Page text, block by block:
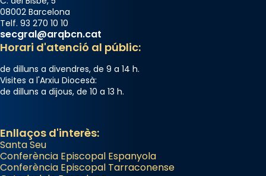
08002 Barcelona
Telf. 93 270 10 10
secgral@arqbcn.cat
Horari d'atenció al públic:
de dilluns a divendres, de 9 a 14 h.
Visites a l'Arxiu Diocesà:
de dilluns a dijous, de 10 a 13 h.
Enllaços d'interès:
Santa Seu
Conferència Episcopal Espanyola
Conferència Episcopal Tarraconense